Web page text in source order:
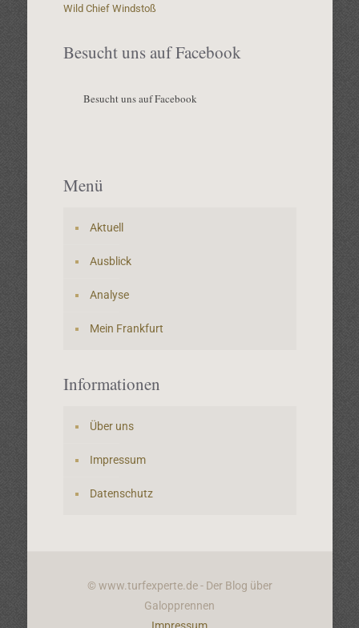
Wild Chief Windstoß
Besucht uns auf Facebook
Besucht uns auf Facebook
Menü
Aktuell
Ausblick
Analyse
Mein Frankfurt
Informationen
Über uns
Impressum
Datenschutz
© www.turfexperte.de - Der Blog über
Galopprennen